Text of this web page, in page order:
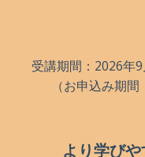
受講期間：2026年
（お申込み期
より学び